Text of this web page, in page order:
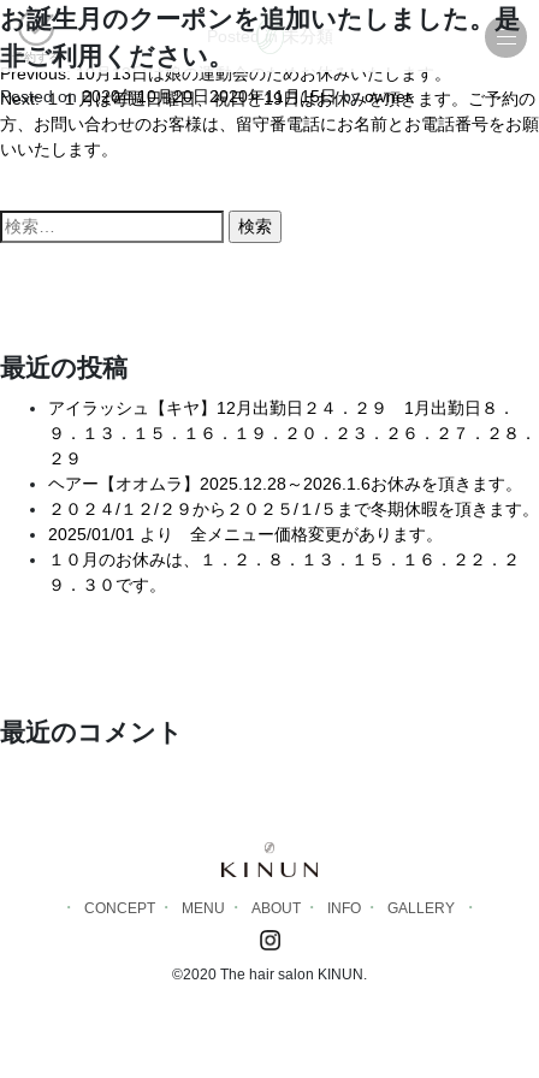
予約する
お誕生月のクーポンを追加いたしました。是
非ご利用ください。
Posted on 2020年10月20日2020年11月15日byowner
Posted in未分類
投
稿
ナ
ゲ
ン
Previous: 10月13日は娘の運動会のためお休みいたします。
Next: １１月は毎週日曜日、祝日と19日はお休みを頂きます。ご予約の
方、お問い合わせのお客様は、留守番電話にお名前とお電話番号をお願
いいたします。
検
索
最近の投稿
アイラッシュ【キヤ】12月出勤日２４．２９ 1月出勤日８．
９．１３．１５．１６．１９．２０．２３．２６．２７．２８．
２９
ヘアー【オオムラ】2025.12.28～2026.1.6お休みを頂きます。
２０２４/１２/２９から２０２５/１/５まで冬期休暇を頂きます。
2025/01/01 より 全メニュー価格変更があります。
１０月のお休みは、１．２．８．１３．１５．１６．２２．２
９．３０です。
最近のコメント
CONCEPT MENU ABOUT INFO GALLERY
©2020 The hair salon KINUN.